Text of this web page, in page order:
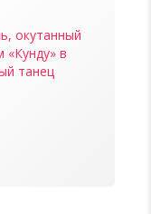
окутанный
в
танец